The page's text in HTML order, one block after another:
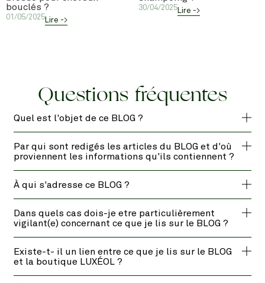
bouclés ?
01/05/2025Lire ->
30/04/2025Lire ->
Questions fréquentes
Quel est l'objet de ce BLOG ?
Par qui sont redigés les articles du BLOG et d'où
proviennent les informations qu'ils contiennent ?
À qui s'adresse ce BLOG ?
Dans quels cas dois-je etre particulièrement
vigilant(e) concernant ce que je lis sur le BLOG ?
Existe-t- il un lien entre ce que je lis sur le BLOG
et la boutique LUXÉOL ?